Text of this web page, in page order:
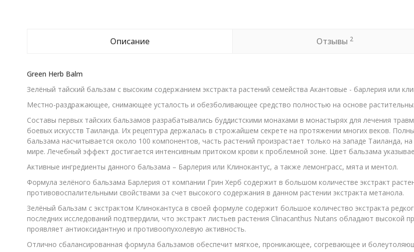
Описание Отзывы 2
Green Herb Balm
Зелёный тайский бальзам с высоким содержанием экстракта растений семейства Акантовые - барлерия или
Местно-раздражающее, снимающее усталость и обезболивающее средство полностью на основе
Составы первых тайских бальзамов разрабатывались буддистскими монахами в монастырях для лечения
боевых искусств Таиланда. Их рецептура держалась в строжайшем секрете на протяжении многих веков.
бальзама насчитывается около 100 компонентов, часть растений произрастает только на западе Таиланда,
мире. Лечебный эффект достигается интенсивным притоком крови к проблемной зоне. Цвет бальзама
Активные ингредиенты данного бальзама – Барлерия или Клинокантус, а также лемонграсс, мята и ментол.
Формула зелёного бальзама Барлерия от компании Грин Херб содержит в большом количестве экстракт
противовоспалительными свойствами за счет высокого содержания в данном растении экстракта метанола.
Зелёный бальзам с экстрактом Клинокантуса в своей формуле содержит большое количество экстракта
последних исследований подтвердили, что экстракт листьев растения Clinacanthus Nutans обладают высокой
проявляет антиоксидантную и противоопухолевую активность.
Отлично сбалансированная формула бальзамов обеспечит мягкое, проникающее, согревающее и